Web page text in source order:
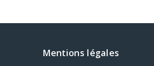
Mentions légales